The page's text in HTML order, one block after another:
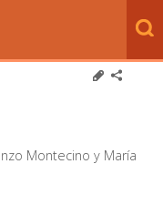
Montecino y María